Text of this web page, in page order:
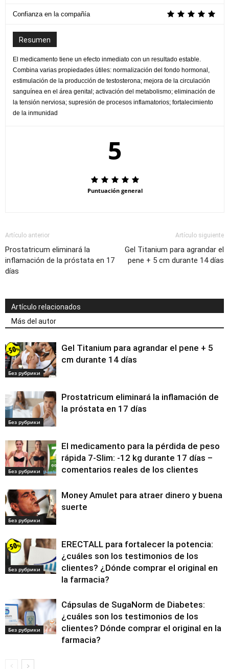
Confianza en la compañía
Resumen
El medicamento tiene un efecto inmediato con un resultado estable.
Combina varias propiedades útiles: normalización del fondo hormonal,
estimulación de la producción de testosterona; mejora de la circulación
sanguínea en el área genital; activación del metabolismo; eliminación de
la tensión nerviosa; supresión de procesos inflamatorios; fortalecimiento
de la inmunidad
5
Puntuación general
Artículo anterior
Prostatricum eliminará la
inflamación de la próstata en 17
días
Artículo siguiente
Gel Titanium para agrandar el
pene + 5 cm durante 14 días
Artículo relacionados
Más del autor
Без рубрики
Gel Titanium para agrandar el pene + 5
cm durante 14 días
Без рубрики
Prostatricum eliminará la inflamación de
la próstata en 17 días
Без рубрики
El medicamento para la pérdida de peso
rápida 7-Slim: -12 kg durante 17 días –
comentarios reales de los clientes
Без рубрики
Money Amulet para atraer dinero y buena
suerte
Без рубрики
ERECTALL para fortalecer la potencia:
¿cuáles son los testimonios de los
clientes? ¿Dónde comprar el original en
la farmacia?
Без рубрики
Cápsulas de SugaNorm de Diabetes:
¿cuáles son los testimonios de los
clientes? Dónde comprar el original en la
farmacia?